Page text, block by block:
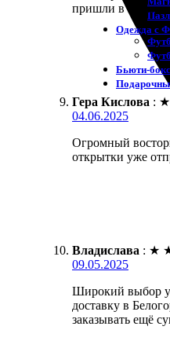
Одежда с
Бьюти-
пришли в
Гера Кислова : ★
04.06.2025
Огромный
открытки уже
Владислава : ★
09.05.2025
Широкий выбор
доставку в
заказывать ещё